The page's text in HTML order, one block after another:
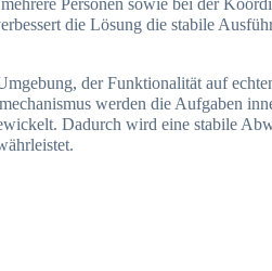
Personen sowie bei der
die Lösung die stabile
der Funktionalität auf
werden die Aufgaben
Dadurch wird eine stabile